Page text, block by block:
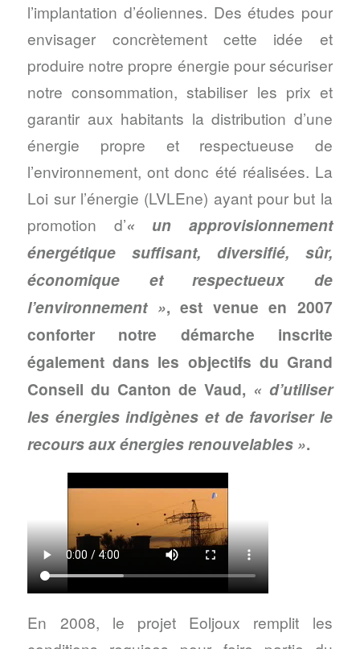
l’implantation d’éoliennes. Des études pour
envisager concrètement cette idée et
produire notre propre énergie pour sécuriser
notre consommation, stabiliser les prix et
garantir aux habitants la distribution d’une
énergie propre et respectueuse de
l’environnement, ont donc été réalisées. La
Loi sur l’énergie (LVLEne) ayant pour but la
promotion d’« un approvisionnement
énergétique suffisant, diversifié, sûr,
économique et respectueux de
l’environnement », est venue en 2007
conforter notre démarche inscrite
également dans les objectifs du Grand
Conseil du Canton de Vaud, « d’utiliser
les énergies indigènes et de favoriser le
recours aux énergies renouvelables ».
En 2008, le projet Eoljoux remplit les